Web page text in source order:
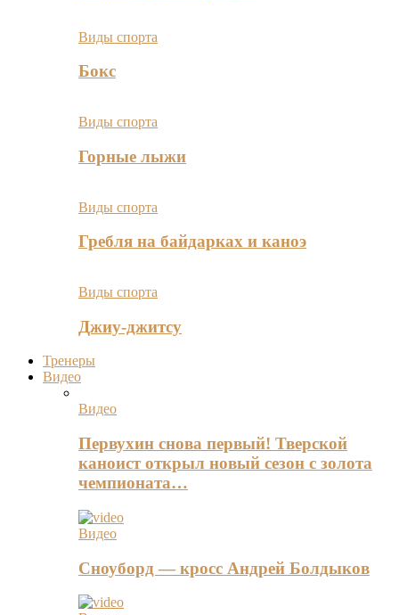
Виды спорта
Бокс
Виды спорта
Горные лыжи
Виды спорта
Гребля на байдарках и каноэ
Виды спорта
Джиу-джитсу
Тренеры
Видео
Видео
Первухин снова первый! Тверской
каноист открыл новый сезон с золота
чемпионата…
Видео
Сноуборд — кросс Андрей Болдыков